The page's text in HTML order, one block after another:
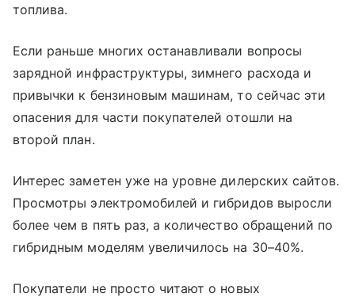
топлива.
Если раньше многих останавливали вопросы
зарядной инфраструктуры, зимнего расхода и
привычки к бензиновым машинам, то сейчас эти
опасения для части покупателей отошли на
второй план.
Интерес заметен уже на уровне дилерских сайтов.
Просмотры электромобилей и гибридов выросли
более чем в пять раз, а количество обращений по
гибридным моделям увеличилось на 30–40%.
Покупатели не просто читают о новых